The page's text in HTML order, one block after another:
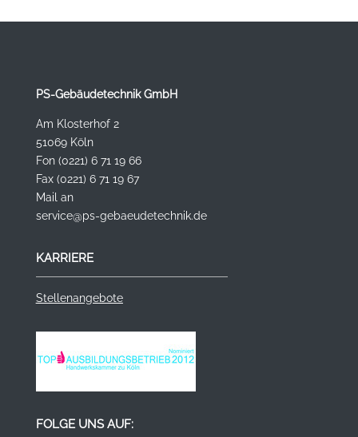
PS-Gebäudetechnik GmbH
Am Klosterhof 2
51069 Köln
Fon (0221) 6 71 19 66
Fax (0221) 6 71 19 67
Mail an
service@ps-gebaeudetechnik.de
KARRIERE
Stellenangebote
FOLGE UNS AUF: